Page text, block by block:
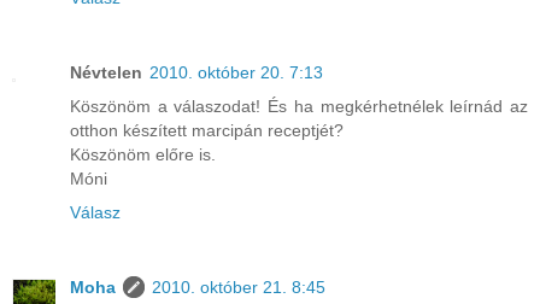
Névtelen 2010. október 20. 7:13
Köszönöm a válaszodat! És ha megkérhetnélek leírnád az
otthon készített marcipán receptjét?
Köszönöm előre is.
Móni
Válasz
Moha
2010. október 21. 8:45